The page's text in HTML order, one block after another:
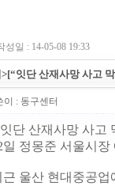
성일 : 14-05-08 19:33
잇단 산재사망 사고
이 : 동구센터
단 산재사망 사고
일 정몽준 서울시
근 울산 현대중공